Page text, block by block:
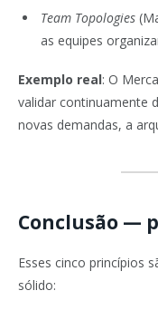
Team Topologies
as equipes
Exemplo real: O
validar continuamente
novas demandas, a
Conclusão —
Esses cinco princípios
sólido: